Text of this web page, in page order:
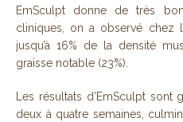
EmSculpt donne de très
cliniques, on a observé chez
jusqu’à 16% de la densité
graisse notable (23%).
Les résultats d’EmSculpt sont
deux à quatre semaines,